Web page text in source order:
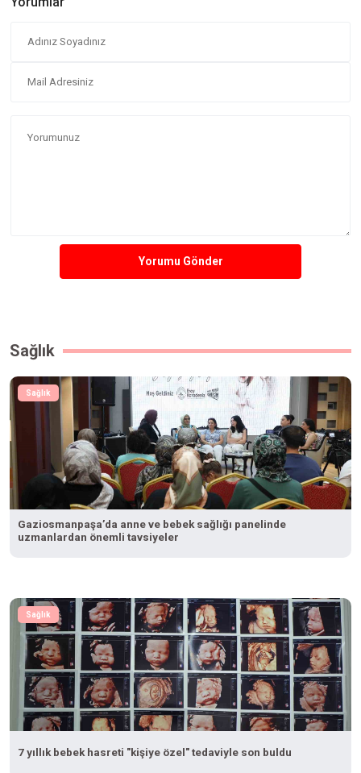
Yorumu Gönder
Sağlık
Sağlık
Gaziosmanpaşa’da anne ve bebek sağlığı panelinde
uzmanlardan önemli tavsiyeler
Sağlık
7 yıllık bebek hasreti "kişiye özel" tedaviyle son buldu